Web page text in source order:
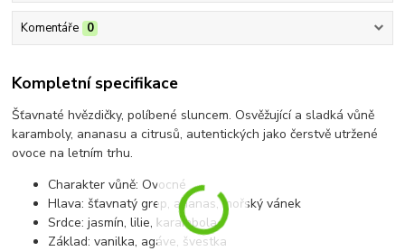
Komentáře 0
Kompletní specifikace
Šťavnaté hvězdičky, políbené sluncem. Osvěžující a sladká vůně
karamboly, ananasu a citrusů, autentických jako čerstvě utržené
ovoce na letním trhu.
Charakter vůně: Ovocné
Hlava: šťavnatý grep, ananas, mořský vánek
Srdce: jasmín, lilie, karambola
Základ: vanilka, agáve, švestka